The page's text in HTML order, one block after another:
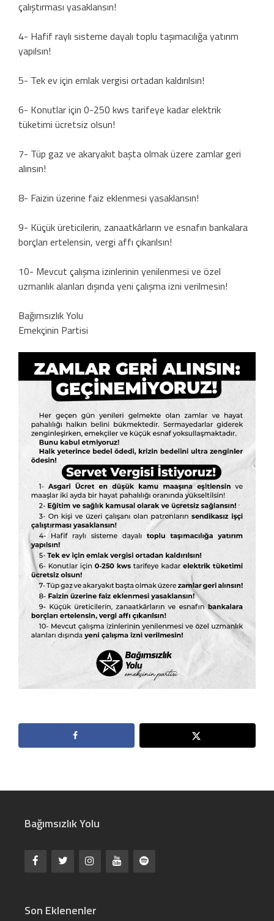
çalıştırması yasaklansın!
4- Hafif raylı sisteme dayalı toplu taşımacılığa yatırım
yapılsın!
5- Tek ev için emlak vergisi ortadan kaldırılsın!
6- Konutlar için 0-250 kws tarifeye kadar elektrik
tüketimi ücretsiz olsun!
7- Tüp gaz ve akaryakıt başta olmak üzere zamlar geri
alınsın!
8- Faizin üzerine faiz eklenmesi yasaklansın!
9- Küçük üreticilerin, zanaatkârların ve esnafın bankalara
borçları ertelensin, vergi affı çıkarılsın!
10- Mevcut çalışma izinlerinin yenilenmesi ve özel
uzmanlık alanları dışında yeni çalışma izni verilmesin!
Bağımsızlık Yolu
Emekçinin Partisi
Bağımsızlık Yolu
Son Eklenenler